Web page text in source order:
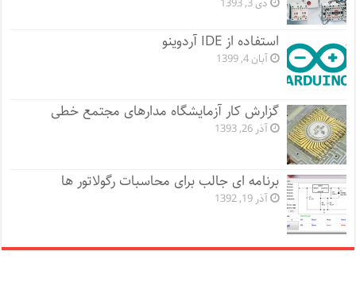
استفاده از IDE آردوینو
آبان 4, 1399
گزارش کار آزمایشگاه مدارهای مجتمع خطی
آذر 26, 1393
برنامه ای جالب برای محاسبات رگولاتور ها
آذر 19, 1392